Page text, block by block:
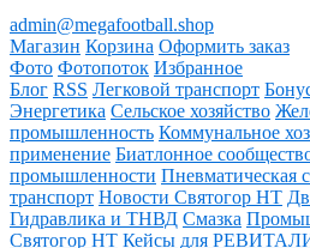
admin@megafootball.shop
Магазин Корзина Оформить заказ
Фото Фотопоток Избранное
Блог RSS Легковой транспорт
Энергетика Сельское хозяйство
промышленность Коммунальное
применение Биатлонное
промышленности Пневматическая
транспорт Новости Святогор НТ
Гидравлика и ТНВД Смазка
Святогор НТ Кейсы для